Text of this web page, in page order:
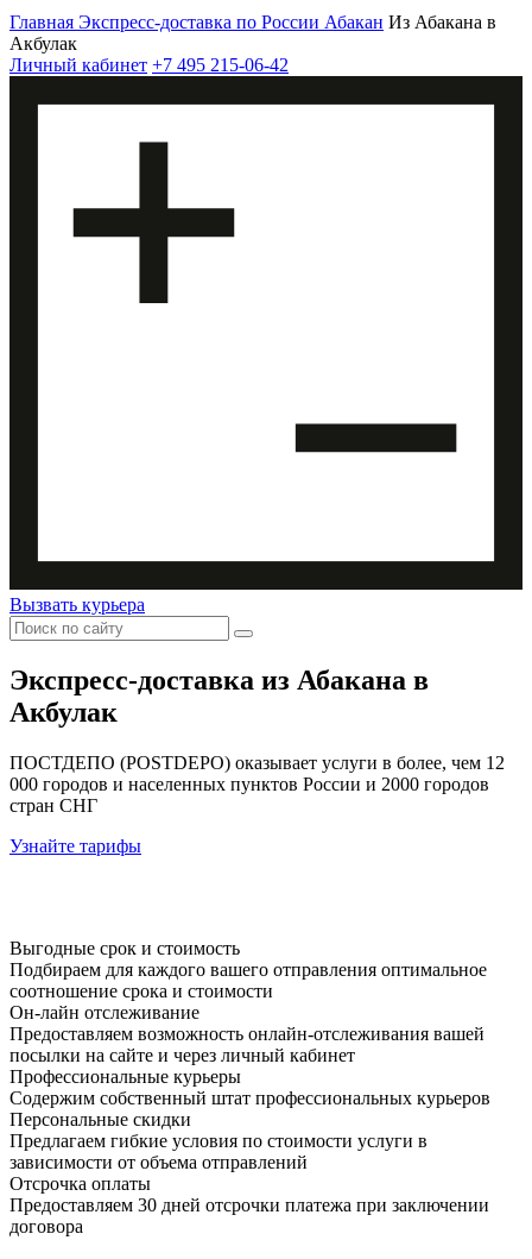
Главная Экспресс-доставка по России Абакан Из Абакана в
Акбулак
Личный кабинет +7 495 215-06-42
Вызвать курьера
Экспресс-доставка из Абакана в
Акбулак
ПОСТДЕПО (POSTDEPO) оказывает услуги в более, чем 12
000 городов и населенных пунктов России и 2000 городов
стран СНГ
Узнайте тарифы
Выгодные срок и стоимость
Подбираем для каждого вашего отправления оптимальное
соотношение срока и стоимости
Он-лайн отслеживание
Предоставляем возможность онлайн-отслеживания вашей
посылки на сайте и через личный кабинет
Профессиональные курьеры
Содержим собственный штат профессиональных курьеров
Персональные скидки
Предлагаем гибкие условия по стоимости услуги в
зависимости от объема отправлений
Отсрочка оплаты
Предоставляем 30 дней отсрочки платежа при заключении
договора